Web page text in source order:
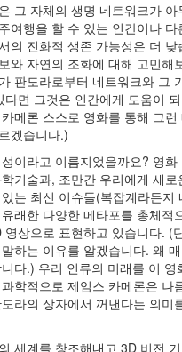
그 자체의 생명 네트워크가
여행을 할 수 있는 인간이나
의 진화적 생존 가능성은 더
와 자연의 조화에 대해 고민해
판도라로부터 네트워크와 그
다면 그것은 인간에게 도움이
메론 스스로 영화를 통해 그
겠습니다.)
이라고 이름지었을까요? 영
기술과, 조만간 우리에게 새
는 최신 이슈들(복잡계라든지
래한 다양한 메타포를 총체적
영상으로 표현하고 있습니다. (
하는 이유를 알겠습니다. 왜
다.) 우리 인류의 미래를 이 영
학적으로 제임스 카메론은 나
라의 상자에서 꺼낸다는 의미
세계를 창조해내고 3D 비전